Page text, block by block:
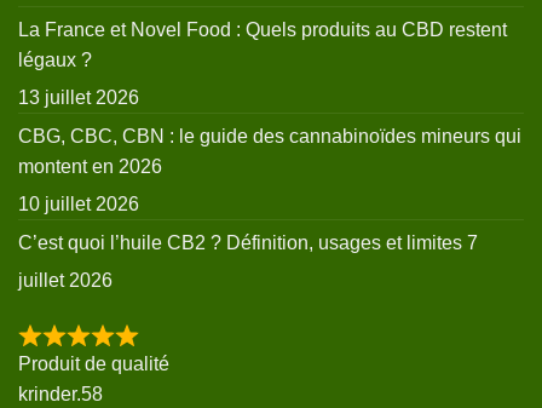
La France et Novel Food : Quels produits au CBD restent
légaux ?
13 juillet 2026
CBG, CBC, CBN : le guide des cannabinoïdes mineurs qui
montent en 2026
10 juillet 2026
C’est quoi l’huile CB2 ? Définition, usages et limites 7
juillet 2026
Produit de qualité
krinder.58